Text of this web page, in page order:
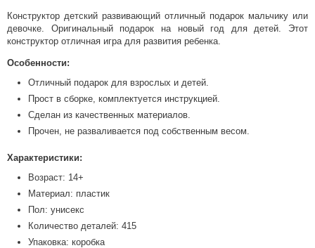
Конструктор детский развивающий отличный подарок мальчику или
девочке. Оригинальный подарок на новый год для детей. Этот
конструктор отличная игра для развития ребенка.
Особенности:
Отличный подарок для взрослых и детей.
Прост в сборке, комплектуется инструкцией.
Сделан из качественных материалов.
Прочен, не разваливается под собственным весом.
Характеристики:
Возраст: 14+
Материал: пластик
Пол: унисекс
Количество деталей: 415
Упаковка: коробка